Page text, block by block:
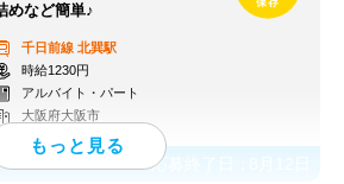
めなど簡単♪
千日前線 北巽駅
時給1230円
アルバイト・パート
大阪府大阪市
応募終了日：